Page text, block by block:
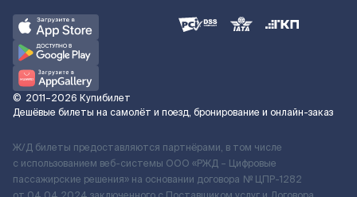
© 2011–2026 Купибилет
Дешёвые билеты на самолёт и поезд, бронирование и онлайн-заказ
Ж/Д билеты предоставляются партнёрами, в том числе
с использованием веб-системы ООО «РЖД – Цифровые
пассажирские решения» на основании договора № ЦПР-1282